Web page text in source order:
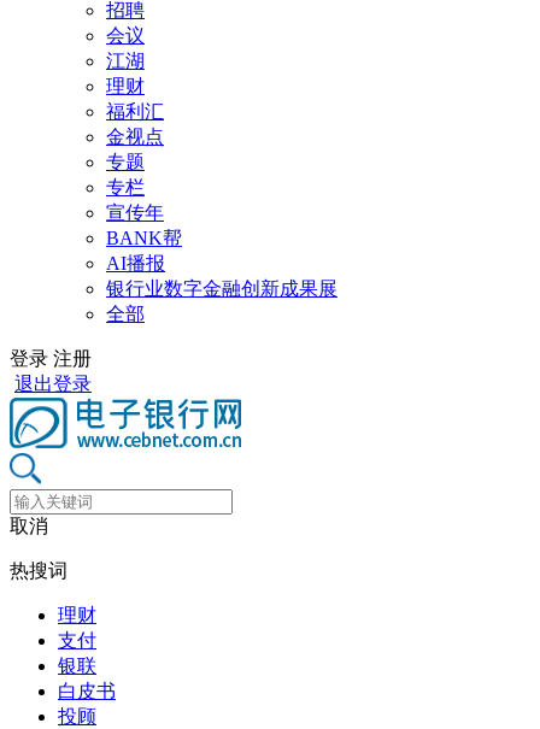
招聘
会议
江湖
理财
福利汇
金视点
专题
专栏
宣传年
BANK帮
AI播报
银行业数字金融创新成果展
全部
登录 注册
退出登录
取消
热搜词
理财
支付
银联
白皮书
投顾